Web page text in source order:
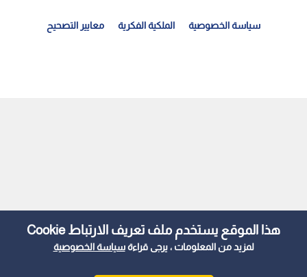
هذا الموقع يستخدم ملف تعريف الارتباط Cookie
لمزيد من المعلومات ، يرجى قراءةسياسة الخصوصية
سياسة الخصوصية الملكية الفكرية معايير التصحيح